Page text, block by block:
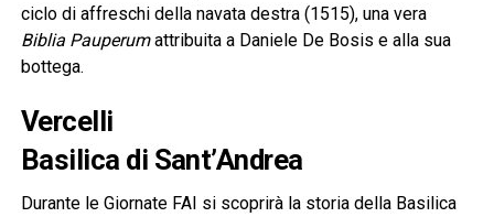
ciclo di affreschi della navata destra (1515), una vera
Biblia Pauperumattribuita a Daniele De Bosis e alla sua
bottega.
Vercelli
Basilica di Sant’Andrea
Durante le Giornate FAI si scoprirà la storia della Basilica